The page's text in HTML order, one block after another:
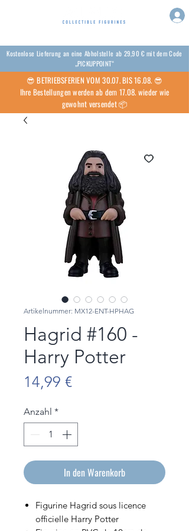
Kostenlose Lieferung an eine Abholstelle ab 29,90 € mit dem Code
„PICKUPPOINT“
😎 BETRIEBSFERIEN VOM 30.07. BIS 16.08. 😎
Ihre Bestellungen werden ab dem 17.08. wieder wie
gewohnt versendet 📦
Artikelnummer: MX12-ENT-HPHAG
Hagrid #160 -
Harry Potter
14,99 €Preis
Anzahl *
In den Warenkorb
Figurine Hagrid sous licence
officielle Harry Potter